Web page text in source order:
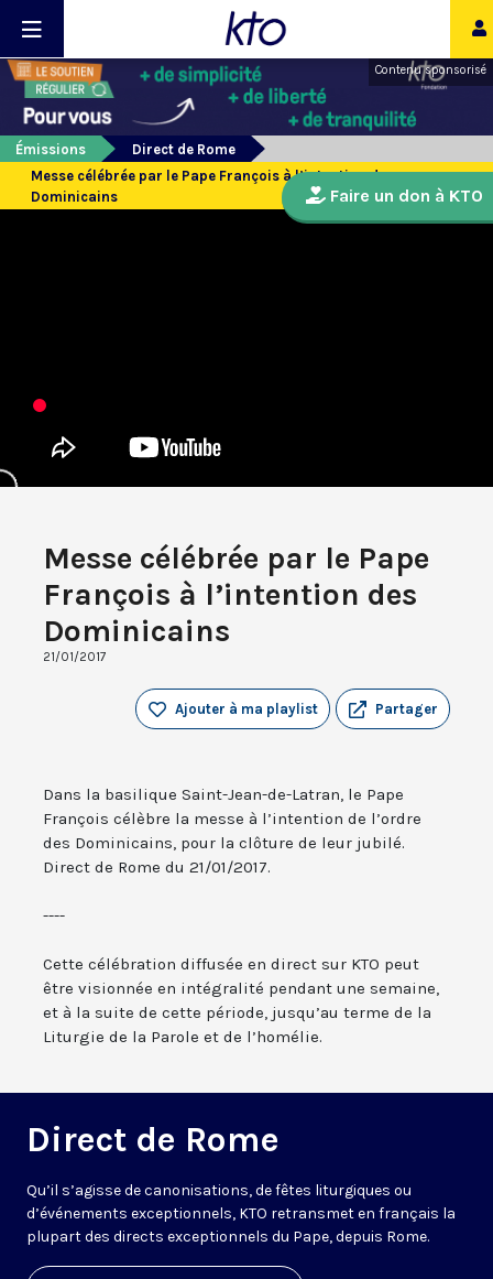
Contenu sponsorisé
Émissions
Direct de Rome
Messe célébrée par le Pape François à l’intention des
Dominicains
Messe célébrée par le Pape
François à l’intention des
Dominicains
21/01/2017
Partager
Ajouter à ma playlist
Dans la basilique Saint-Jean-de-Latran, le Pape
François célèbre la messe à l’intention de l’ordre
des Dominicains, pour la clôture de leur jubilé.
Direct de Rome du 21/01/2017.
----
Cette célébration diffusée en direct sur KTO peut
être visionnée en intégralité pendant une semaine,
et à la suite de cette période, jusqu’au terme de la
Liturgie de la Parole et de l’homélie.
Direct de Rome
Qu’il s’agisse de canonisations, de fêtes liturgiques ou
d’événements exceptionnels, KTO retransmet en français la
plupart des directs exceptionnels du Pape, depuis Rome.
Faire un don à KTO